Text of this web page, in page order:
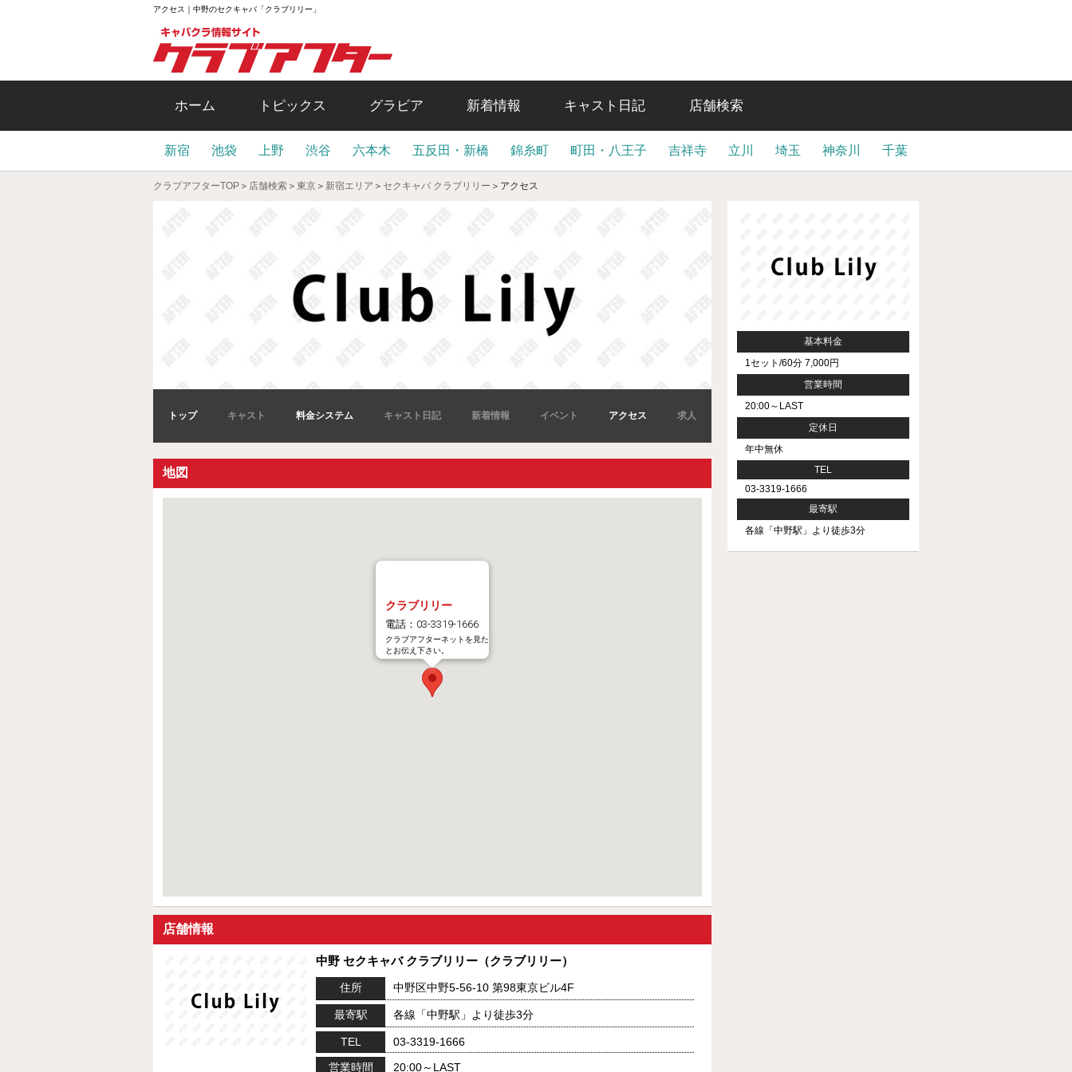
アクセス｜中野のセクキャバ「クラブリリー」
ホーム トピックス グラビア 新着情報 キャスト日記 店舗検索
新宿 池袋 上野 渋谷 六本木 五反田・新橋 錦糸町 町田・八王子 吉祥寺 立川 埼玉 神奈川 千葉
クラブアフターTOP ＞ 店舗検索 ＞ 東京 ＞ 新宿エリア ＞ セクキャバ クラブリリー ＞ アクセス
トップ キャスト 料金システム キャスト日記 新着情報 イベント アクセス 求人
地図
クラブリリー
電話：03-3319-1666
クラブアフターネットを見た
とお伝え下さい。
店舗情報
中野 セクキャバ クラブリリー（クラブリリー）
住所 中野区中野5-56-10 第98東京ビル4F
最寄駅 各線「中野駅」より徒歩3分
TEL
03-3319-1666
営業時間
20:00～LAST
基本料金
1セット/60分 7,000円
営業時間
20:00～LAST
定休日
年中無休
TEL
03-3319-1666
最寄駅
各線「中野駅」より徒歩3分